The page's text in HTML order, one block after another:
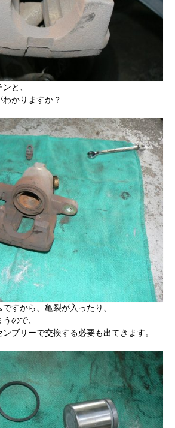
と、
かりますか？
すから、亀裂が入ったり、
ので、
ブリーで交換する必要も出てきます。